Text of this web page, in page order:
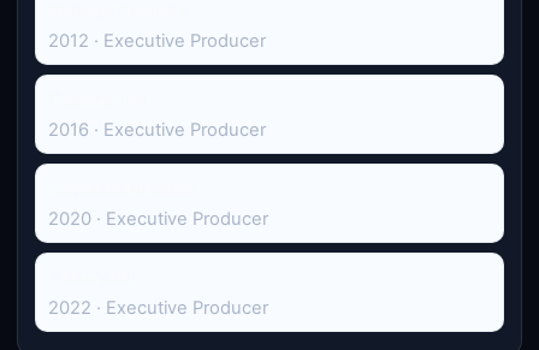
2012 · Executive Producer
2016 · Executive Producer
2020 · Executive Producer
2022 · Executive Producer